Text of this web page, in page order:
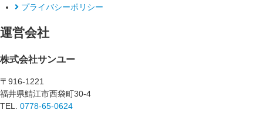
プライバシーポリシー
運営会社
株式会社サンユー
〒916-1221
福井県鯖江市西袋町30-4
TEL. 0778-65-0624